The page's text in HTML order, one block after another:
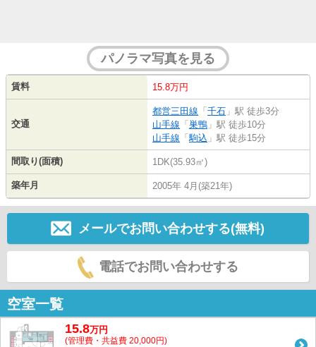
パノラマ写真を見る
賃料 15.8万円
交通
都営三田線 「 千石 」駅 徒歩3分
山手線 「 巣鴨 」駅 徒歩10分
山手線 「駒込 」駅 徒歩15分
間取り(面積) 1DK(35.93㎡)
築年月 2005年 4月(築21年)
メールでお問い合わせする(無料)
電話でお問い合わせする
空室一覧
15.8万円
(管理費・共益費 20,000円)